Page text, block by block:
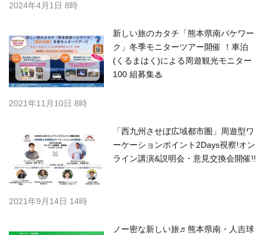
2024年4月1日 8時
新しい旅のカタチ「熊本県南バケワー
ク」冬季モニターツアー開催 ！車泊
(くるまはく)による周遊観光モニター
100 組募集♨︎
2021年11月10日 8時
「西九州させぼ広域都市圏」周遊型ワ
ーケーションポイント2Days視察!オン
ライン講演&説明会・意見交換会開催!!
2021年9月14日 14時
ノー密な新しい旅♬熊本県南・人吉球